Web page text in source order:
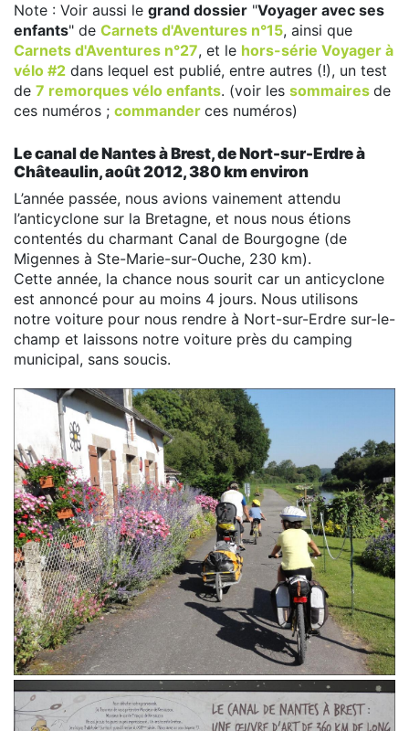
Note : Voir aussi le grand dossier "Voyager avec ses
enfants" de Carnets d'Aventures n°15, ainsi que
Carnets d'Aventures n°27, et le hors-série Voyager à
vélo #2 dans lequel est publié, entre autres (!), un test
de 7 remorques vélo enfants. (voir les sommaires de
ces numéros ; commander ces numéros)
Le canal de Nantes à Brest, de Nort-sur-Erdre à
Châteaulin, août 2012, 380 km environ
L’année passée, nous avions vainement attendu
l’anticyclone sur la Bretagne, et nous nous étions
contentés du charmant Canal de Bourgogne (de
Migennes à Ste-Marie-sur-Ouche, 230 km).
Cette année, la chance nous sourit car un anticyclone
est annoncé pour au moins 4 jours. Nous utilisons
notre voiture pour nous rendre à Nort-sur-Erdre sur-le-
champ et laissons notre voiture près du camping
municipal, sans soucis.